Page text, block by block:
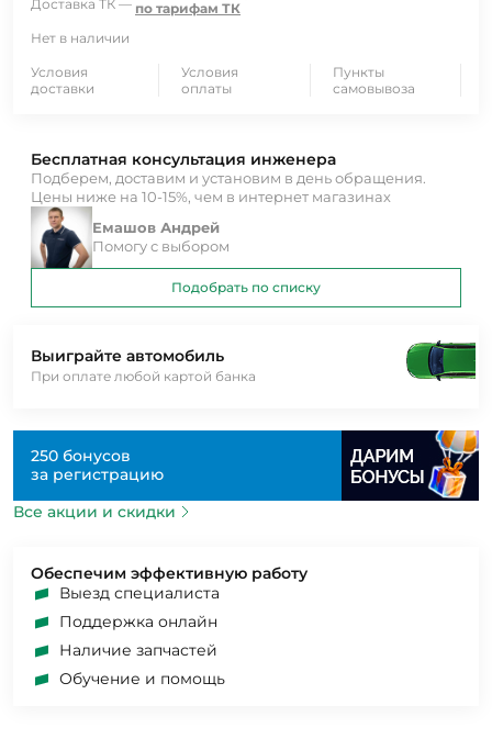
Доставка ТК — по тарифам ТК
Нет в наличии
Условия
доставки
Условия
оплаты
Пункты
самовывоза
Выиграйте автомобиль
При оплате любой картой банка
250 бонусов
за регистрацию
Все акции и скидки
Обеспечим эффективную работу
Выезд специалиста
Поддержка онлайн
Наличие запчастей
Обучение и помощь
Бесплатная консультация инженера
Подберем, доставим и установим в день обращения.
Цены ниже на 10-15%, чем в интернет магазинах
Емашов Андрей
Помогу с выбором
Подобрать по списку